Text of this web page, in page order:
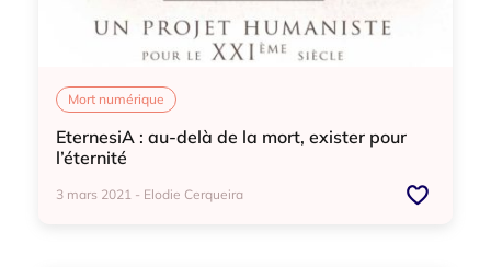
Mort numérique
EternesiA : au-delà de la mort, exister pour
l’éternité
3 mars 2021 - Elodie Cerqueira